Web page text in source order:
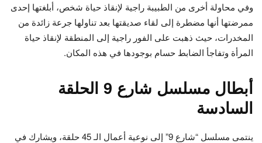
وفي محاولة أخرى من الطبيبة راجية لإنقاذ حياة شخص، أبلغتها إحدى
ممرضتها أنها مضطرة إلى لقاء صديقتها بعد تناولها جرعة زائدة من
المخدرات، حيث ذهبت على الفور راجية إلى المنطقة لإنقاذ حياة
المرأة وتفاجأ الضابط حسام بوجودها في هذه المكان.
أبطال مسلسل شارع 9 الحلقة
السادسة
ينتمى مسلسل “شارع 9” إلى نوعية أعمال الـ 45 حلقة، ويشارك في